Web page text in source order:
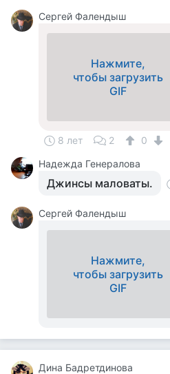
Сергей Фалендыш
Нажмите,
чтобы загрузить
GIF
8 лет 2
0
Надежда Генералова
Джинсы маловаты.
Сергей Фалендыш
Нажмите,
чтобы загрузить
GIF
Дина Бадретдинова